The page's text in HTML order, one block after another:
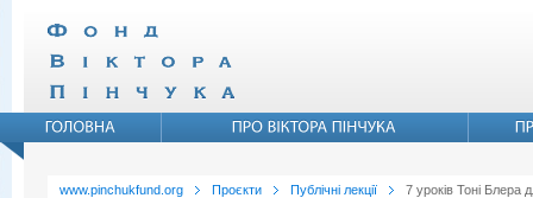
www.pinchukfund.org Проєкти Публічні лекції 7 уроків Тоні Блера